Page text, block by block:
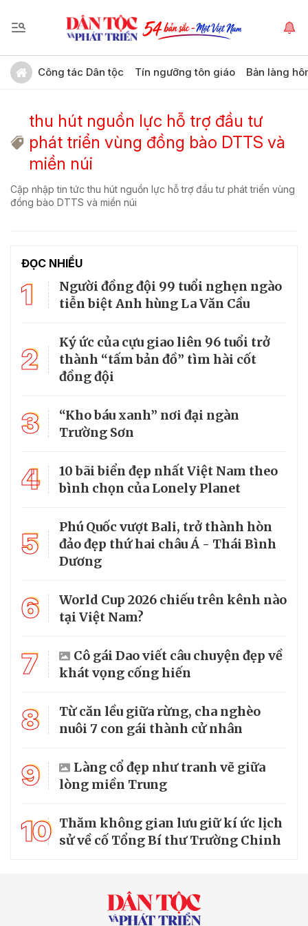
Công tác Dân tộc Tín ngưỡng tôn giáo Bản làng
thu hút nguồn lực hỗ trợ đầu tư
phát triển vùng đồng bào DTTS và
miền núi
Cập nhập tin tức thu hút nguồn lực hỗ trợ đầu tư phát triển vùng
đồng bào DTTS và miền núi
ĐỌC NHIỀU
1
Người đồng đội 99 tuổi nghẹn ngào
tiễn biệt Anh hùng La Văn Cầu
2
Ký ức của cựu giao liên 96 tuổi trở
thành “tấm bản đồ” tìm hài cốt
đồng đội
3
“Kho báu xanh” nơi đại ngàn
Trường Sơn
4
10 bãi biển đẹp nhất Việt Nam theo
bình chọn của Lonely Planet
5
Phú Quốc vượt Bali, trở thành hòn
đảo đẹp thứ hai châu Á - Thái Bình
Dương
6
World Cup 2026 chiếu trên kênh nào
tại Việt Nam?
7
Cô gái Dao viết câu chuyện đẹp về
khát vọng cống hiến
8
Từ căn lều giữa rừng, cha nghèo
nuôi 7 con gái thành cử nhân
9
Làng cổ đẹp như tranh vẽ giữa
lòng miền Trung
10 Thăm không gian lưu giữ kí ức lịch
sử về cố Tổng Bí thư Trường Chinh